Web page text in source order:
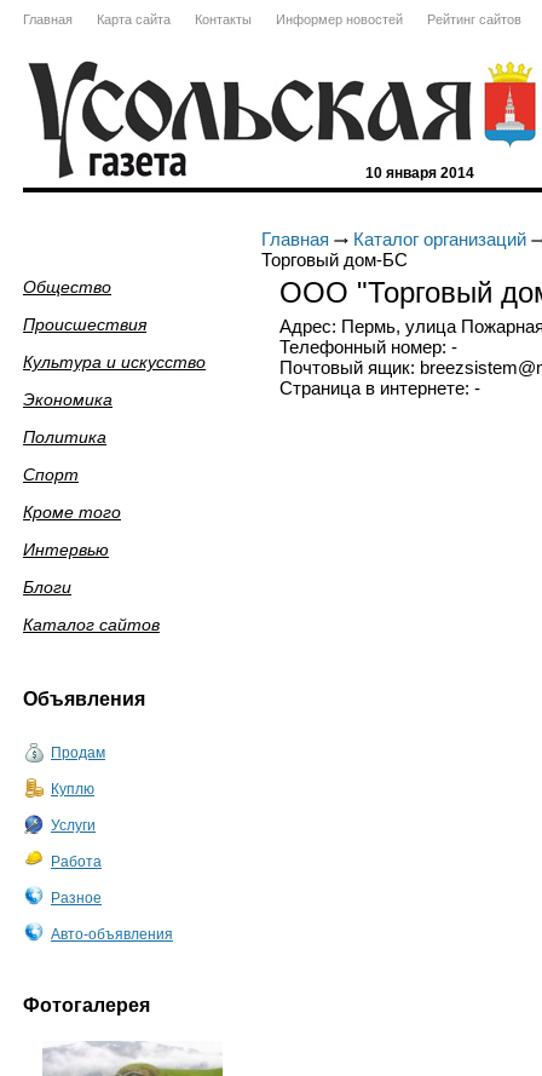
Главная Карта сайта Контакты Информер новостей Рейтинг сайтов
10 января 2014
Общество
Происшествия
Культура и искусство
Экономика
Политика
Спорт
Кроме того
Интервью
Блоги
Каталог сайтов
Объявления
Продам
Куплю
Услуги
Работа
Разное
Авто-объявления
Фотогалерея
Главная
Каталог организаций
Торговый дом-БС
ООО "Торговый
Адрес: Пермь, улица
Телефонный номер: -
Почтовый ящик:
Страница в интернете: -